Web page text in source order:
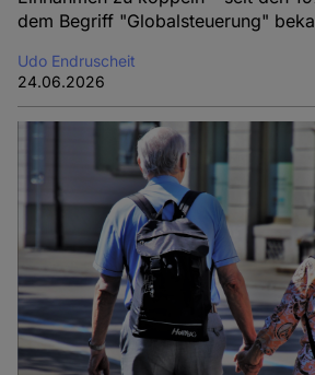
dem Begriff "Globalsteuerung"
Udo Endruscheit
24.06.2026